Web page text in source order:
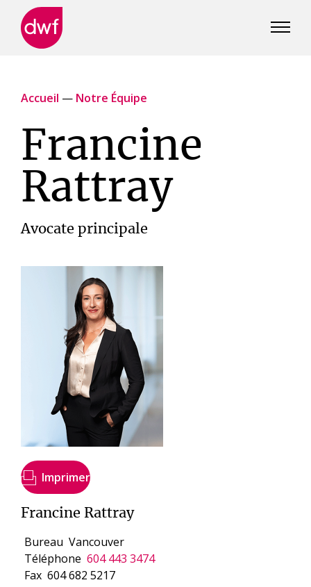
Accueil — Notre Équipe
Francine
Rattray
Avocate principale
Imprimer
Francine Rattray
Bureau Vancouver
Téléphone 604 443 3474
Fax 604 682 5217